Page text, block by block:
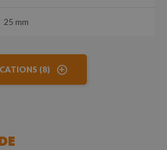
25 mm
(8)